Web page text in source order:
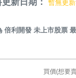
更新日期：暫無更
倍利開發 未上市股票
買價(想要